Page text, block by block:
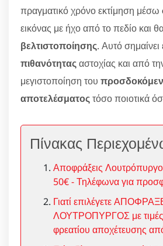
πραγματικό χρόνο εκτίμηση μέσω
εικόνας με ήχο από το πεδίο και
βελτιστοποίησης. Αυτό σημαίνει
πιθανότηταςαστοχίας και από
μεγιστοποίηση του
αποτελέσματοςτόσο ποιοτικά
Πίνακας
Αποφράξεις
50€ - Τηλέφωνα για
Γιατί επιλέγετε
ΛΟΥΤΡΟΠΥΡΓΟΣ με
φρεατίου αποχέτευσης